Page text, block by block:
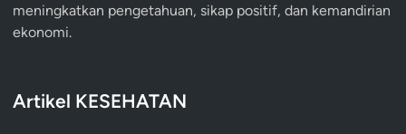
meningkatkan pengetahuan, sikap positif, dan kemandirian
ekonomi.
Artikel KESEHATAN